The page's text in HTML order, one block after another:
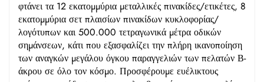
φτάνει τα 12 εκατομμύρια μεταλλικές πινακίδες/ετικέτες, 8
εκατομμύρια σετ πλαισίων πινακίδων κυκλοφορίας/
λογότυπων και 500.000 τετραγωνικά μέτρα οδικών
σημάνσεων, κάτι που εξασφαλίζει την πλήρη ικανοποίηση
των αναγκών μεγάλου όγκου παραγγελιών των πελατών Β-
άκρου σε όλο τον κόσμο. Προσφέρουμε ευέλικτους